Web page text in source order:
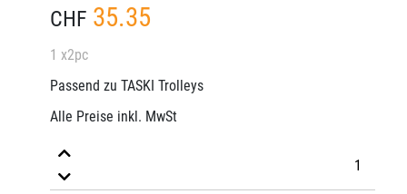
CHF 35.35
1 x2pc
Passend zu TASKI Trolleys
Alle Preise inkl. MwSt